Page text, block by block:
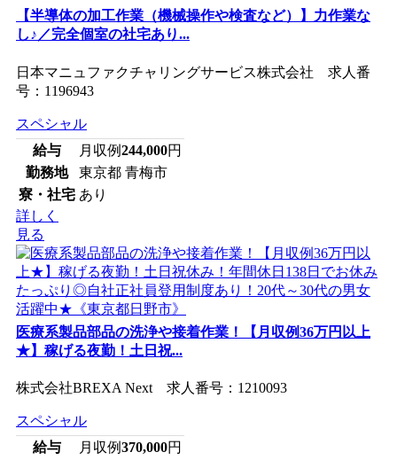
【半導体の加工作業（機械操作や検査など）】力作業な
し♪／完全個室の社宅あり...
日本マニュファクチャリングサービス株式会社 求人番
号：1196943
スペシャル
給与
月収例244,000円
勤務地
東京都 青梅市
寮・社宅 あり
詳しく
見る
医療系製品部品の洗浄や接着作業！【月収例36万円以上
★】稼げる夜勤！土日祝...
株式会社BREXA Next 求人番号：1210093
スペシャル
給与
月収例370,000円